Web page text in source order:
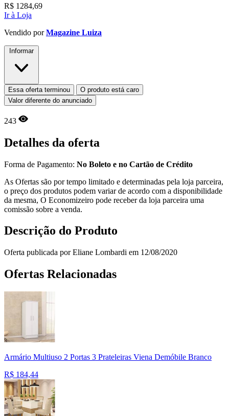
R$ 1284,69
Ir à Loja
Vendido porMagazine Luiza
Informar
Essa oferta terminou
O produto está caro
Valor diferente do anunciado
243
Detalhes da oferta
Forma de Pagamento: No Boleto e no Cartão de Crédito
As Ofertas são por tempo limitado e determinadas pela loja parceira,
o preço dos produtos podem variar de acordo com a disponibilidade
da mesma, O Economizeiro pode receber da loja parceira uma
comissão sobre a venda.
Descrição do Produto
Oferta publicada por Eliane Lombardi em 12/08/2020
Ofertas Relacionadas
Armário Multiuso 2 Portas 3 Prateleiras Viena Demóbile Branco
R$ 184,44